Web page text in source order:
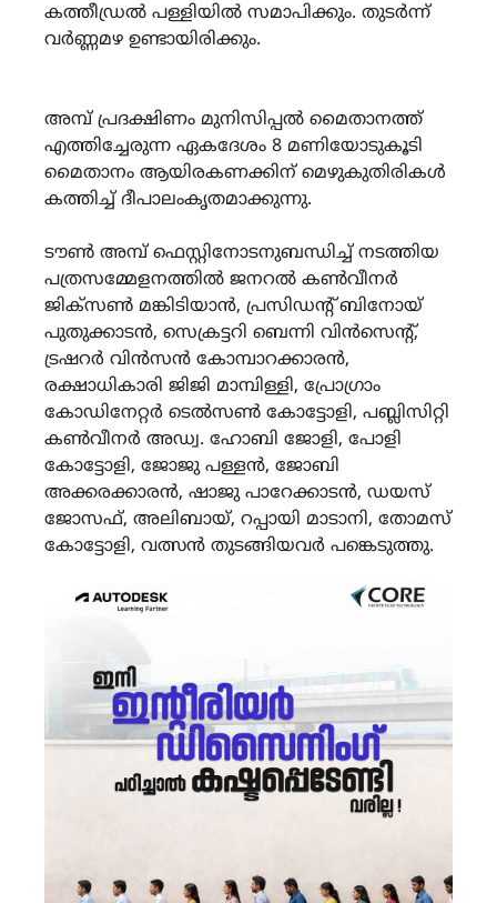
കത്തീഡ്രൽ പള്ളിയിൽ സമാപിക്കും. തുടർന്ന്
വർണ്ണമഴ ഉണ്ടായിരിക്കും.
അമ്പ് പ്രദക്ഷിണം മുനിസിപ്പൽ മൈതാനത്ത്
എത്തിച്ചേരുന്ന ഏകദേശം 8 മണിയോടുകൂടി
മൈതാനം ആയിരകണക്കിന് മെഴുകുതിരികൾ
കത്തിച്ച് ദീപാലംകൃതമാക്കുന്നു.
ടൗൺ അമ്പ് ഫെസ്റ്റിനോടനുബന്ധിച്ച് നടത്തിയ
പത്രസമ്മേളനത്തിൽ ജനറൽ കൺവീനർ
ജിക്സൺ മങ്കിടിയാൻ, പ്രസിഡന്റ് ബിനോയ്
പുതുക്കാടൻ, സെക്രട്ടറി ബെന്നി വിൻസെന്റ്,
ട്രഷറർ വിൻസൻ കോമ്പാറക്കാരൻ,
രക്ഷാധികാരി ജിജി മാമ്പിള്ളി, പ്രോഗ്രാം
കോഡിനേറ്റർ ടെൽസൺ കോട്ടോളി, പബ്ലിസിറ്റി
കൺവീനർ അഡ്വ. ഹോബി ജോളി, പോളി
കോട്ടോളി, ജോജു പള്ളൻ, ജോബി
അക്കരക്കാരൻ, ഷാജു പാറേക്കാടൻ, ഡയസ്
ജോസഫ്, അലിബായ്, റപ്പായി മാടാനി, തോമസ്
കോട്ടോളി, വത്സൻ തുടങ്ങിയവർ പങ്കെടുത്തു.